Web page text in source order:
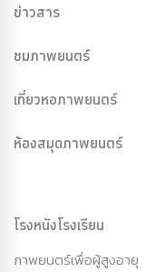
ข่าวสาร
ชมภาพยนตร์
เที่ยวหอภาพยนตร์
ห้องสมุดภาพยนตร์
โรงหนังโรงเรียน
ภาพยนตร์เพื่อผู้สูงอายุ